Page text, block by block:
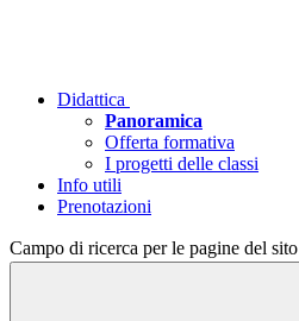
Didattica
Panoramica
Offerta formativa
I progetti delle classi
Info utili
Prenotazioni
Campo di ricerca per le pagine del sito